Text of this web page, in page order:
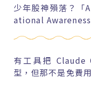
少年股神殞落？「
ational
有工具把 Claude
型，但那不是免費